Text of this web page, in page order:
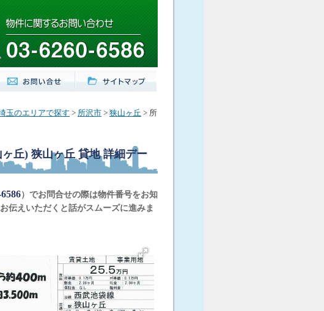
玉のエリアで探す > 所沢市 > 狭山ヶ丘 > 所
丘) 狭山ヶ丘 貸地詳細デー
）でお問合せの際は物件番号をお知
伝えいただくと話がスムーズに進みま